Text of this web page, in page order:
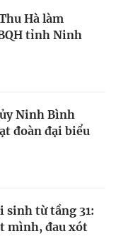
Hà làm
tỉnh Ninh
Ninh Bình
đoàn đại biểu
sinh từ tầng 31:
mình, đau xót